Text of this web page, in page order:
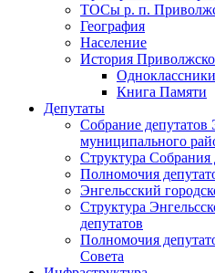
ТОСы р. п.
География
Население
История
Книга Памяти
Депутаты
Собрание депутатов
муниципального
Структура
Полномочия
Энгельсский
Структура
депутатов
Полномочия
Совета